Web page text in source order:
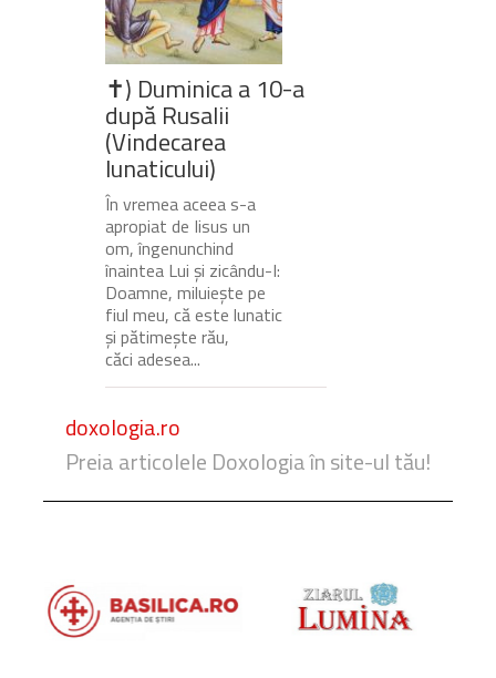
✝) Duminica a 10-a
după Rusalii
(Vindecarea
lunaticului)
În vremea aceea s-a
apropiat de Iisus un
om, îngenunchind
înaintea Lui și zicându-I:
Doamne, miluiește pe
fiul meu, că este lunatic
și pătimește rău,
căci adesea...
doxologia.ro
Preia articolele Doxologia în site-ul tău!